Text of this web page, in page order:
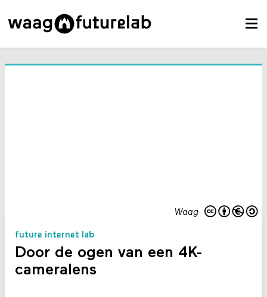
Waag
future internet lab
Door de ogen van een 4K-
cameralens